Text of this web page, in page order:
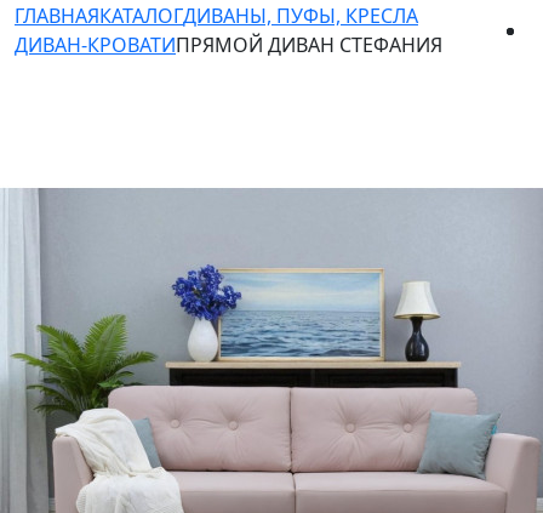
ГЛАВНАЯКАТАЛОГДИВАНЫ, ПУФЫ, КРЕСЛА
ДИВАН-КРОВАТИПРЯМОЙ ДИВАН СТЕФАНИЯ